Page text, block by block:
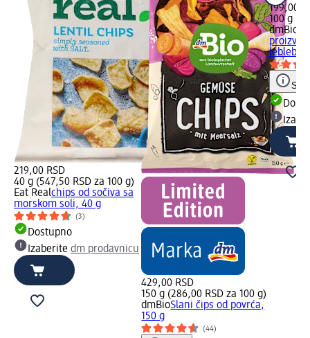
219,00 RSD
40 g (547,50 RSD za 100 g)
Eat Realchips od sočiva sa
morskom soli, 40 g
(3)
Dostupno
Izaberite dm prodavnicu
429,00 RSD
150 g (286,00 RSD za 100 g)
dmBioSlani čips od povrća,
150 g
(44)
199,00
100 g
dmBio